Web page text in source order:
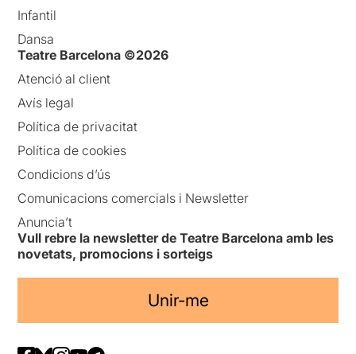
Infantil
Dansa
Teatre Barcelona ©2026
Atenció al client
Avís legal
Política de privacitat
Política de cookies
Condicions d’ús
Comunicacions comercials i Newsletter
Anuncia’t
Vull rebre la newsletter de Teatre Barcelona amb les
novetats, promocions i sorteigs
Unir-me